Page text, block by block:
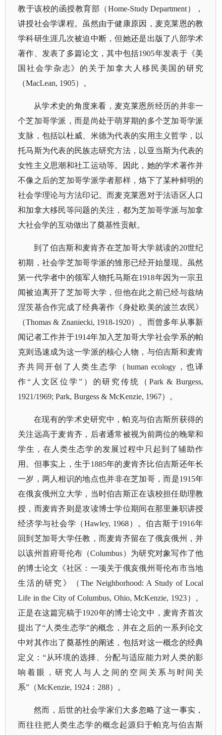
教于该校的函授教育部（Home-Study Department），
讲授社会学课程。虽然由于健康原因，麦克莱恩的教
学科研生涯几次被迫中断，但她还是出版了八部学术
著作、发表了多篇论文，其中包括1905年发表于《美
国社会学杂志》的关于加拿大人移民美国的研究
（MacLean, 1905）。
从学术史的角度来看，麦克莱恩所经历的并非一
个芝加哥学派，而是尚处于萌芽期的多个芝加哥学派
支脉，包括以杜威、米德为代表的实用主义哲学，以
托马斯为代表的民族志研究方法，以亚当斯为代表的
女性主义思潮和社工运动等。因此，她的学术著作并
不像之后的芝加哥学派学者那样，烙下了某种鲜明的
社会学理论与方法印记。而麦克莱恩对于法语区人口
和加拿大移民等问题的关注，都为芝加哥学派与加拿
大社会学的互动做出了奠基性贡献。
到了伯吉斯和麦肯齐在芝加哥大学就读的20世纪
初期，社会学芝加哥学派的雏形已经开始显现。虽然
第一代学者中的领军人物托马斯在1918年因为一宗丑
闻被迫离开了芝加哥大学，但他在此之前已经与兹纳
涅茨基合作完成了经典著作《身处欧美的波兰农民》
（Thomas & Znaniecki, 1918-1920）。而曾多年从事新
闻记者工作并于1914年加入芝加哥大学社会学系的帕
克则迅速成为这一学派的核心人物，与伯吉斯和麦肯
齐共同开创了人类生态学（human ecology，也译
作“人文区位学”）的研究传统（Park & Burgess,
1921/1969; Park, Burgess & McKenzie, 1967）。
在现有的学术史研究中，帕克与伯吉斯所获得的
关注远高于麦肯齐，后者通常被视为前两位的晚辈和
学生，在人类生态学的发展过程中只起到了辅助作
用。但事实上，生于1885年的麦肯齐比伯吉斯还年长
一岁，两人相识的地点也并非在芝加哥，而是1915年
在俄亥俄州立大学，当时伯吉斯正在该校担任助理教
授，而麦肯齐则是攻读博士学位期间在那里兼职讲授
经济学与社会学（Hawley, 1968）。伯吉斯于1916年
回到芝加哥大学任教，而麦肯齐留在了俄亥俄州，并
以该州首府哥伦布（Columbus）为研究对象写作了他
的博士论文《社区：一项关于俄亥俄州哥伦布市当地
生活的研究》（The Neighborhood: A Study of Local
Life in the City of Columbus, Ohio, McKenzie, 1923）。
正是在这篇完稿于1920年的博士论文中，麦肯齐首次
提出了“人类生态学”的概念，并在之后的一系列论文
中对其作出了奠基性的阐述，包括对这一概念的经典
定义：“从环境的选择、分配与适应能力对人类的影
响着眼，研究人与人之间的空间关系与时间关
系”（McKenzie, 1924：288）。
然而，后世的社会学家们大多忽略了这一事实，
而往往把人类生态学的概念起源归于帕克与伯吉斯